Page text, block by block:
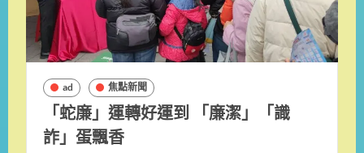
ad 焦點新聞
「蛇廉」運轉好運到 「廉潔」「識
詐」蛋飄香